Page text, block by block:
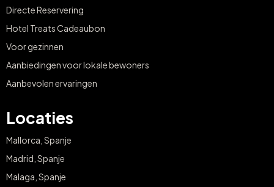
Directe Reservering
Hotel Treats Cadeaubon
Voor gezinnen
Aanbiedingen voor lokale bewoners
Aanbevolen ervaringen
Locaties
Mallorca, Spanje
Madrid, Spanje
Malaga, Spanje